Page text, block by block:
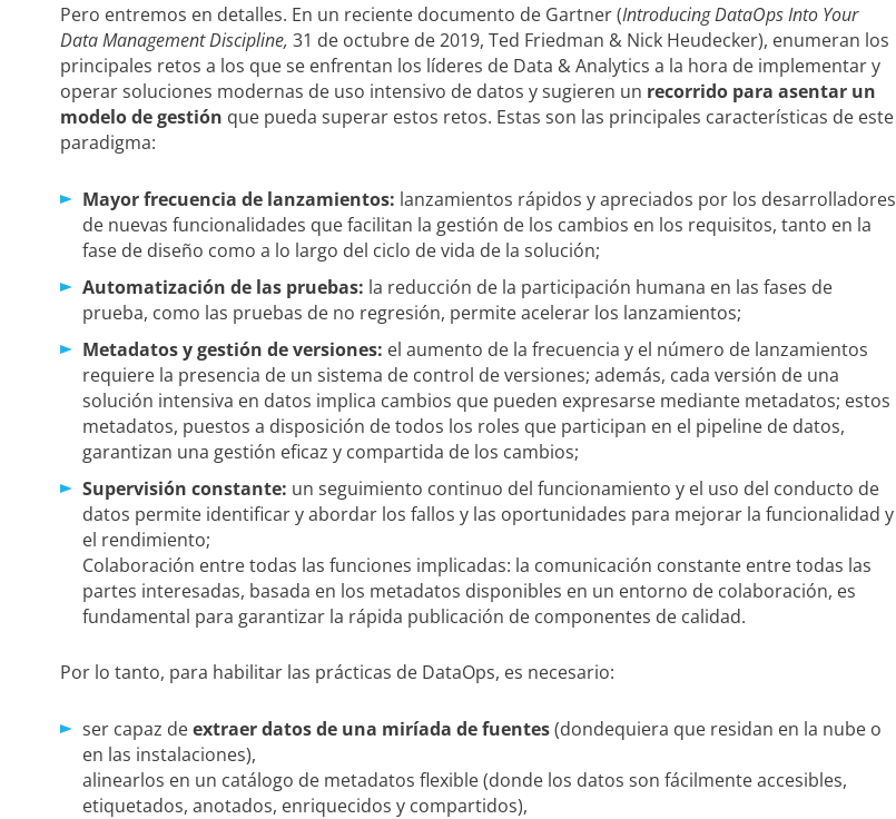
Pero entremos en detalles. En un reciente documento de Gartner (Introducing DataOps Into Your
Data Management Discipline, 31 de octubre de 2019, Ted Friedman & Nick Heudecker), enumeran los
principales retos a los que se enfrentan los líderes de Data & Analytics a la hora de implementar y
operar soluciones modernas de uso intensivo de datos y sugieren un recorrido para asentar un
modelo de gestión que pueda superar estos retos. Estas son las principales características de este
paradigma:
Mayor frecuencia de lanzamientos: lanzamientos rápidos y apreciados por los desarrolladores
de nuevas funcionalidades que facilitan la gestión de los cambios en los requisitos, tanto en la
fase de diseño como a lo largo del ciclo de vida de la solución;
Automatización de las pruebas: la reducción de la participación humana en las fases de
prueba, como las pruebas de no regresión, permite acelerar los lanzamientos;
Metadatos y gestión de versiones: el aumento de la frecuencia y el número de lanzamientos
requiere la presencia de un sistema de control de versiones; además, cada versión de una
solución intensiva en datos implica cambios que pueden expresarse mediante metadatos; estos
metadatos, puestos a disposición de todos los roles que participan en el pipeline de datos,
garantizan una gestión eficaz y compartida de los cambios;
Supervisión constante: un seguimiento continuo del funcionamiento y el uso del conducto de
datos permite identificar y abordar los fallos y las oportunidades para mejorar la funcionalidad y
el rendimiento;
Colaboración entre todas las funciones implicadas: la comunicación constante entre todas las
partes interesadas, basada en los metadatos disponibles en un entorno de colaboración, es
fundamental para garantizar la rápida publicación de componentes de calidad.
Por lo tanto, para habilitar las prácticas de DataOps, es necesario:
ser capaz deextraer datos de una miríada de fuentes(dondequiera que residan en la nube o
en las instalaciones),
alinearlos en un catálogo de metadatos flexible (donde los datos son fácilmente accesibles,
etiquetados, anotados, enriquecidos y compartidos),